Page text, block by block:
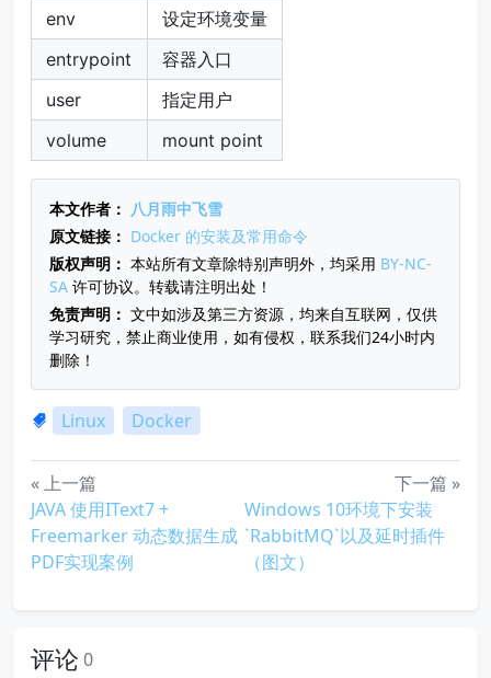
env
设定环境变量
entrypoint
容器入口
user
指定用户
volume
mount point
本文作者： 八月雨中飞雪
原文链接： Docker 的安装及常用命令
版权声明： 本站所有文章除特别声明外，均采用 BY-NC-
SA 许可协议。转载请注明出处！
免责声明： 文中如涉及第三方资源，均来自互联网，仅供
学习研究，禁止商业使用，如有侵权，联系我们24小时内
删除！
Linux Docker
« 上一篇
JAVA 使用IText7 +
Freemarker 动态数据生成
PDF实现案例
下一篇 »
Windows 10环境下安装
`RabbitMQ`以及延时插件
（图文）
评论 0